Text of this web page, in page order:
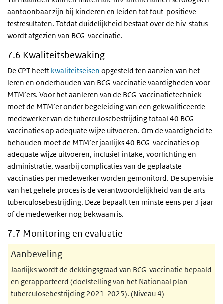
aantoonbaar zijn bij kinderen en leiden tot fout-positieve
testresultaten. Totdat duidelijkheid bestaat over de hiv-status
wordt afgezien van BCG-vaccinatie.
7.6 Kwaliteitsbewaking
De CPT heeft kwaliteitseisen opgesteld ten aanzien van het
leren en onderhouden van BCG-vaccinatie vaardigheden voor
MTM’ers. Voor het aanleren van de BCG-vaccinatietechniek
moet de MTM’er onder begeleiding van een gekwalificeerde
medewerker van de tuberculosebestrijding totaal 40 BCG-
vaccinaties op adequate wijze uitvoeren. Om de vaardigheid te
behouden moet de MTM’er jaarlijks 40 BCG-vaccinaties op
adequate wijze uitvoeren, inclusief intake, voorlichting en
administratie, waarbij complicaties van de geplaatste
vaccinaties per medewerker worden gemonitord. De supervisie
van het gehele proces is de verantwoordelijkheid van de arts
tuberculosebestrijding. Deze bepaalt ten minste eens per 3 jaar
of de medewerker nog bekwaam is.
7.7 Monitoring en evaluatie
Aanbeveling
Jaarlijks wordt de dekkingsgraad van BCG-vaccinatie bepaald
en gerapporteerd (doelstelling van het Nationaal plan
tuberculosebestrijding 2021-2025). (Niveau 4)